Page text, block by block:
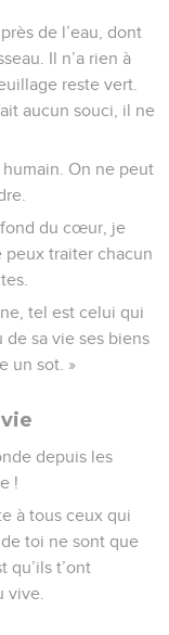
de l’eau, dont
Il n’a rien à
reste vert.
aucun souci, il ne
On ne peut
fond du cœur, je
peux traiter chacun
tel est celui qui
de sa vie ses biens
un sot. »
depuis les
!
à tous ceux qui
toi ne sont que
qu’ils t’ont
vive.